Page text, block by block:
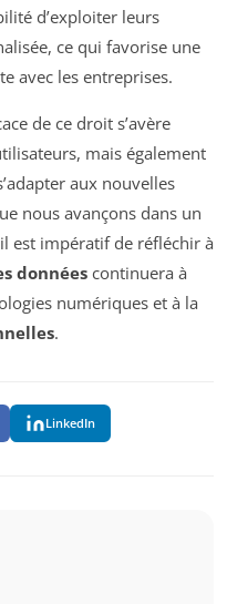
d’exploiter leurs
ce qui favorise une
avec les entreprises.
de ce droit s’avère
mais également
aux nouvelles
nous avançons dans un
est impératif de réfléchir à
données continuera à
numériques et à la
.
LinkedIn